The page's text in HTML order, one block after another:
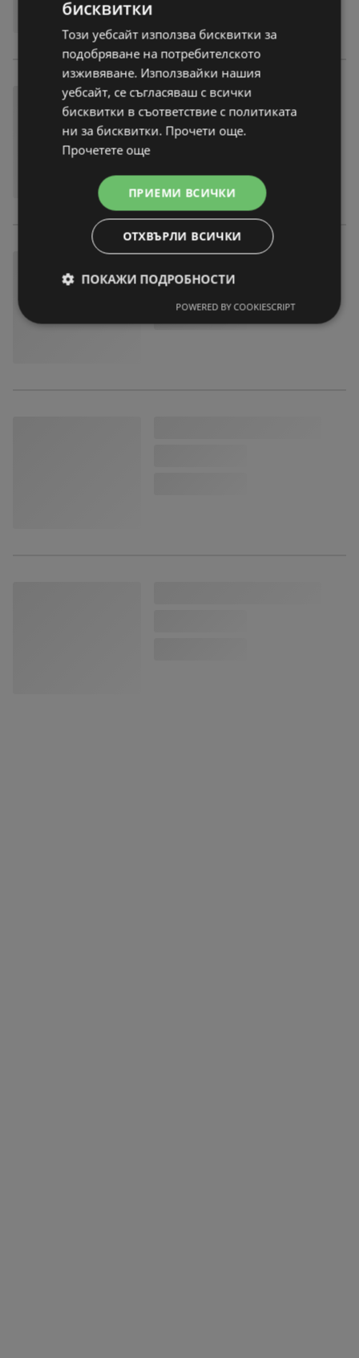
бисквитки
Този уебсайт използва бисквитки за
подобряване на потребителското
изживяване. Използвайки нашия
уебсайт, се съгласяваш с всички
бисквитки в съответствие с политиката
ни за бисквитки. Прочети още.
Прочетете още
ПРИЕМИ ВСИЧКИ
ОТХВЪРЛИ ВСИЧКИ
ПОКАЖИ ПОДРОБНОСТИ
POWERED BY COOKIESCRIPT